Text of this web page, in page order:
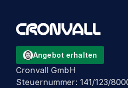
Angebot erhalten
Cronvall GmbH
Steuernummer: 141/123/